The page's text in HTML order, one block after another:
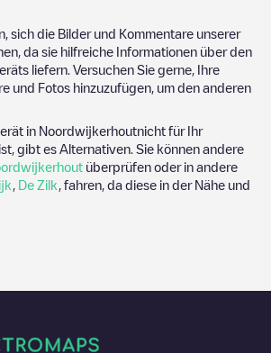
sich die Bilder und Kommentare unserer
da sie hilfreiche Informationen über den
liefern. Versuchen Sie gerne, Ihre
und Fotos hinzuzufügen, um den anderen
in Noordwijkerhoutnicht für Ihr
gibt es Alternativen. Sie können andere
überprüfen oder in andere
De Zilk , fahren, da diese in der Nähe und